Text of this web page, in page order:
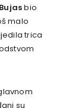
bio
malo
trica
su